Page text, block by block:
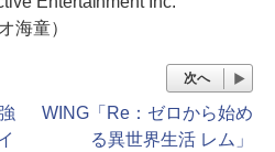
海童）
次へ
WING「Re：ゼロから始め
る異世界生活 レム」